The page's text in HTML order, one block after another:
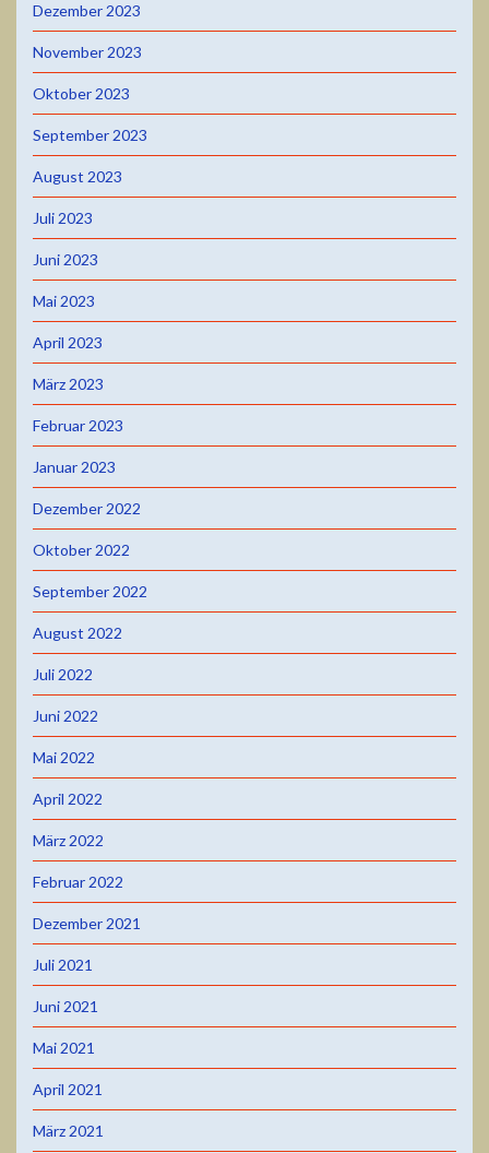
Dezember 2023
November 2023
Oktober 2023
September 2023
August 2023
Juli 2023
Juni 2023
Mai 2023
April 2023
März 2023
Februar 2023
Januar 2023
Dezember 2022
Oktober 2022
September 2022
August 2022
Juli 2022
Juni 2022
Mai 2022
April 2022
März 2022
Februar 2022
Dezember 2021
Juli 2021
Juni 2021
Mai 2021
April 2021
März 2021